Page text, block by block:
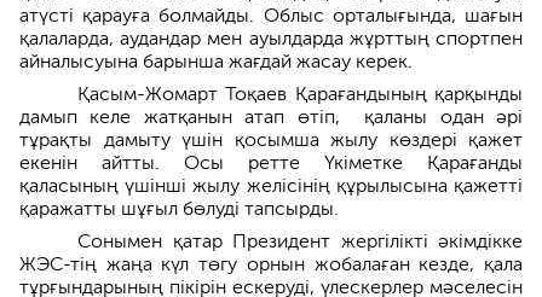
атүсті қарауға болмайды. Облыс орталығында, шағын
қалаларда, аудандар мен ауылдарда жұрттың спортпен
айналысуына барынша жағдай жасау керек.
Қасым-Жомарт Тоқаев Қарағандының қарқынды
дамып келе жатқанын атап өтіп, қаланы одан әрі
тұрақты дамыту үшін қосымша жылу көздері қажет
екенін айтты. Осы ретте Үкіметке Қарағанды
қаласының үшінші жылу желісінің құрылысына қажетті
қаражатты шұғыл бөлуді тапсырды.
Сонымен қатар Президент жергілікті әкімдікке
ЖЭС-тің жаңа күл төгу орнын жобалаған кезде, қала
тұрғындарының пікірін ескеруді, үлескерлер мәселесін